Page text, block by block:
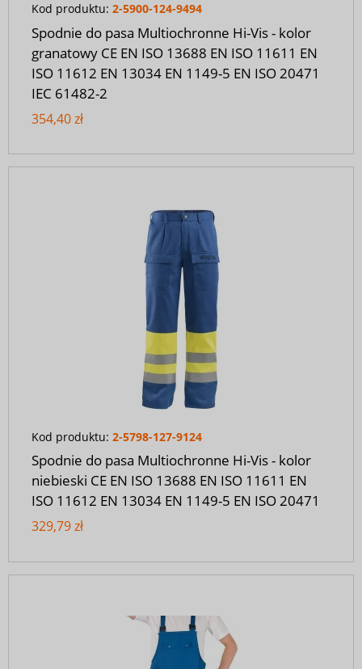
Kod produktu: 2-5900-124-9494
Spodnie do pasa Multiochronne Hi-Vis - kolor
granatowy CE EN ISO 13688 EN ISO 11611 EN
ISO 11612 EN 13034 EN 1149-5 EN ISO 20471
IEC 61482-2
354,40 zł
Kod produktu: 2-5798-127-9124
Spodnie do pasa Multiochronne Hi-Vis - kolor
niebieski CE EN ISO 13688 EN ISO 11611 EN
ISO 11612 EN 13034 EN 1149-5 EN ISO 20471
329,79 zł